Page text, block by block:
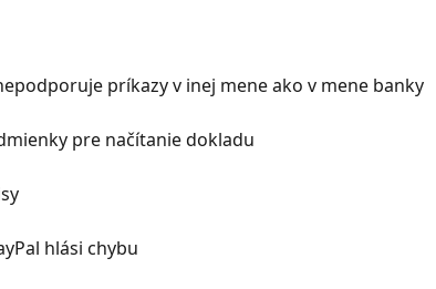
príkazy v inej mene ako v mene banky
pre načítanie dokladu
hlási chybu